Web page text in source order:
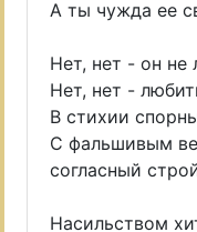
А ты чужда ее
Нет, нет - он
Нет, нет -
В стихии
С фальшивым
согласный
Насильством